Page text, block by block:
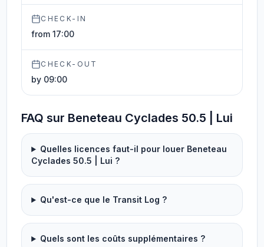
CHECK-IN
from 17:00
CHECK-OUT
by 09:00
FAQ sur Beneteau Cyclades 50.5 | Lui
Quelles licences faut-il pour louer Beneteau
Cyclades 50.5 | Lui ?
Qu'est-ce que le Transit Log ?
Quels sont les coûts supplémentaires ?